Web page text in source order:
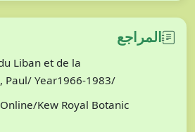
المراجع
Liban et de la
Paul/ Year1966-1983/
Kew Royal Botanic